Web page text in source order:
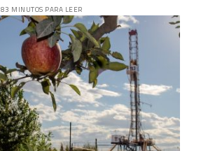
3 MINUTOS PARA LEER